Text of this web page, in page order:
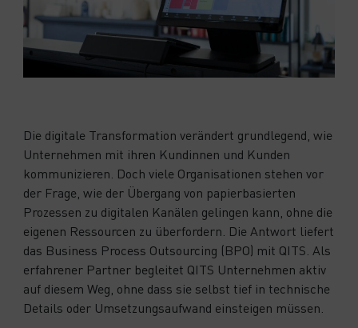
Die digitale Transformation verändert grundlegend, wie
Unternehmen mit ihren Kundinnen und Kunden
kommunizieren. Doch viele Organisationen stehen vor
der Frage, wie der Übergang von papierbasierten
Prozessen zu digitalen Kanälen gelingen kann, ohne die
eigenen Ressourcen zu überfordern. Die Antwort liefert
das Business Process Outsourcing (BPO) mit QITS. Als
erfahrener Partner begleitet QITS Unternehmen aktiv
auf diesem Weg, ohne dass sie selbst tief in technische
Details oder Umsetzungsaufwand einsteigen müssen.